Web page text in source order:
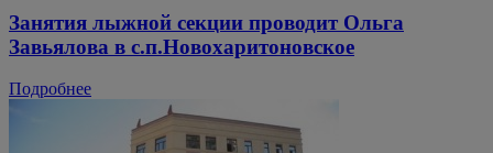
Занятия лыжной секции проводит Ольга
Завьялова в с.п.Новохаритоновское
Подробнее